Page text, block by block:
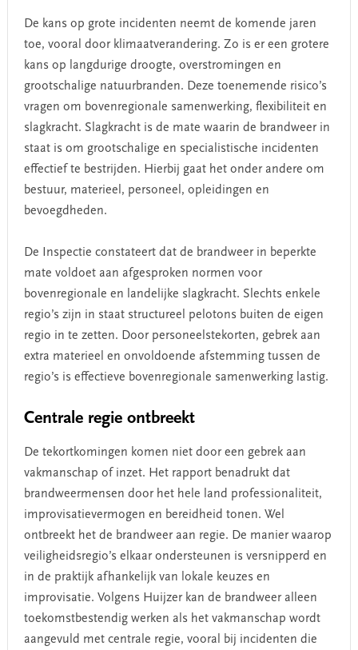
De kans op grote incidenten neemt de komende jaren
toe, vooral door klimaatverandering. Zo is er een grotere
kans op langdurige droogte, overstromingen en
grootschalige natuurbranden. Deze toenemende risico’s
vragen om bovenregionale samenwerking, flexibiliteit en
slagkracht. Slagkracht is de mate waarin de brandweer in
staat is om grootschalige en specialistische incidenten
effectief te bestrijden. Hierbij gaat het onder andere om
bestuur, materieel, personeel, opleidingen en
bevoegdheden.
De Inspectie constateert dat de brandweer in beperkte
mate voldoet aan afgesproken normen voor
bovenregionale en landelijke slagkracht. Slechts enkele
regio’s zijn in staat structureel pelotons buiten de eigen
regio in te zetten. Door personeelstekorten, gebrek aan
extra materieel en onvoldoende afstemming tussen de
regio’s is effectieve bovenregionale samenwerking lastig.
Centrale regie ontbreekt
De tekortkomingen komen niet door een gebrek aan
vakmanschap of inzet. Het rapport benadrukt dat
brandweermensen door het hele land professionaliteit,
improvisatievermogen en bereidheid tonen. Wel
ontbreekt het de brandweer aan regie. De manier waarop
veiligheidsregio’s elkaar ondersteunen is versnipperd en
in de praktijk afhankelijk van lokale keuzes en
improvisatie. Volgens Huijzer kan de brandweer alleen
toekomstbestendig werken als het vakmanschap wordt
aangevuld met centrale regie, vooral bij incidenten die